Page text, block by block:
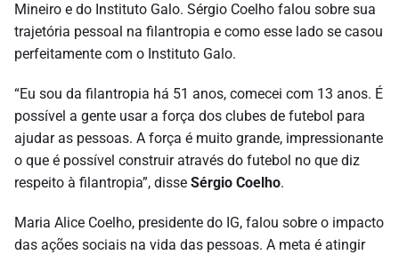
Mineiro e do Instituto Galo. Sérgio Coelho falou sobre sua
trajetória pessoal na filantropia e como esse lado se casou
perfeitamente com o Instituto Galo.
“Eu sou da filantropia há 51 anos, comecei com 13 anos. É
possível a gente usar a força dos clubes de futebol para
ajudar as pessoas. A força é muito grande, impressionante
o que é possível construir através do futebol no que diz
respeito à filantropia”, disse Sérgio Coelho.
Maria Alice Coelho, presidente do IG, falou sobre o impacto
das ações sociais na vida das pessoas. A meta é atingir